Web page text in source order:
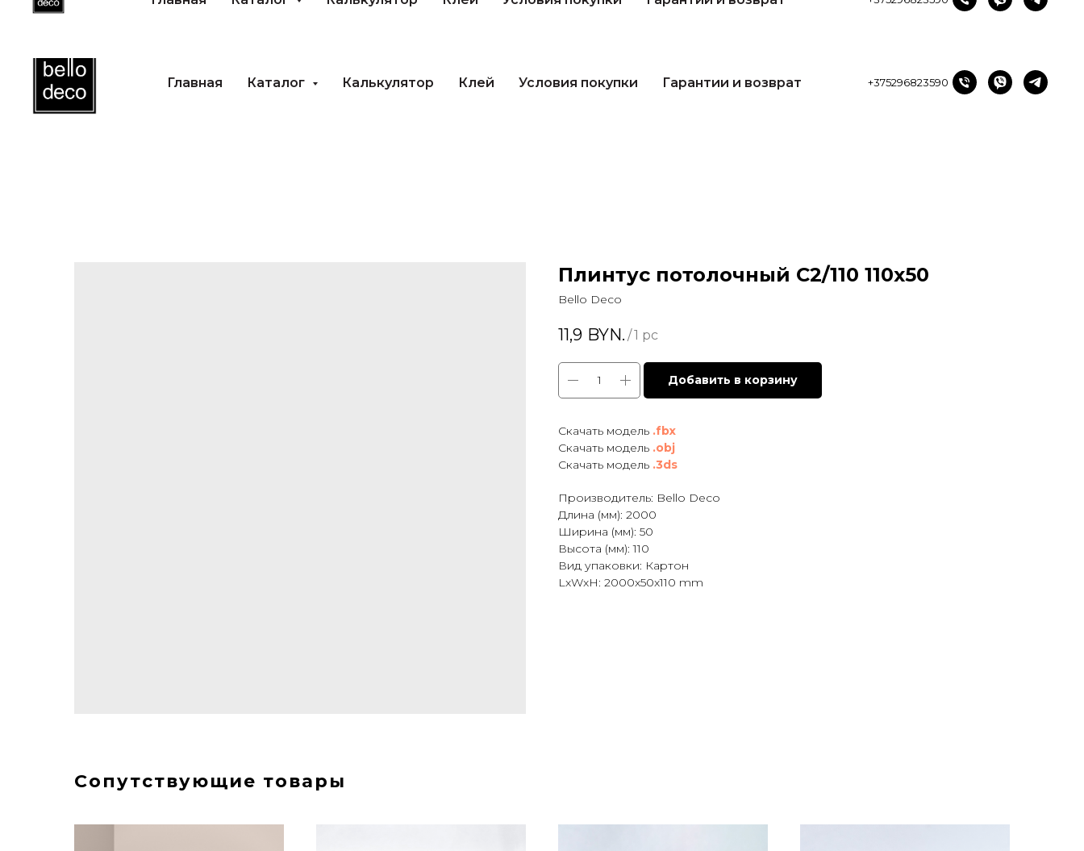
Главная Каталог Калькулятор Клей Условия покупки Гарантии и возврат +375296823590
Плинтус потолочный С2/110 110х50
Bello Deco
11,9 BYN. /1 pc
Добавить в корзину
Cкачать модель .fbx
Скачать модель .obj
Скачать модель .3ds
Производитель: Bello Deco
Длина (мм): 2000
Ширина (мм): 50
Высота (мм): 110
Вид упаковки: Картон
LxWxH: 2000x50x110 mm
Сопутствующие товары